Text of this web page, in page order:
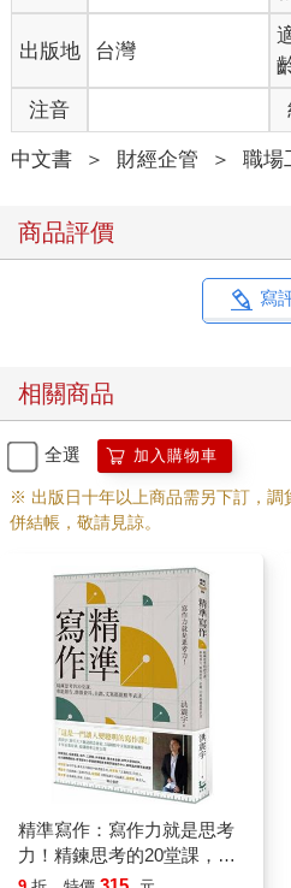
人人都在爭奪大眾的注意力，希望
身處資訊充斥的世界，有各種出版
不再是一個小池塘，而是流速日益
來越強勁的大河。
讀者的注意力被大量的零碎訊息切
的寫作者，更被洶湧而來的其他競
都要固定大量發文，不然就會被更
網路讓我們自由，也讓我們不自由
找尋大量資料，充分表達自己的特
《網路讓我們變笨？》說明，網際
端系統，我們身而為人的知性與感
然而在網路經濟下，又打開了許多
契機。除了透過部落格、網站、社
法、專業，或是推銷服務或產品，
自我探索，傳達自己的興趣、熱情
變現狀的機會。
與其成為被動的消費者、閱讀者，
思考的寫作者。藉由有組織的輸入
厚度，不人云亦云，才能有效抵禦
建立更多的正面連結，開拓自己人
以精準寫作創造影響力
我們該如何運用寫作來強化深度思
《眾媒時代，我們該如何做內容》
文章被大量分享的四個原因：文章
大論更容易被分享、引發讀者情
從這個結論可以發現，被大量轉
考，以及感性連結的寫作力，我
精準寫作是什麼？
出版地 台灣
注音
中文書 ＞ 財經企管 ＞ 職場
商品評價
寫
相關商品
全選 加入購物車
※ 出版日十年以上商品需另下訂，調
併結帳，敬請見諒。
精準寫作：寫作力就是思考
力！精鍊思考的20堂課，專
題報告、簡報資料、企劃、